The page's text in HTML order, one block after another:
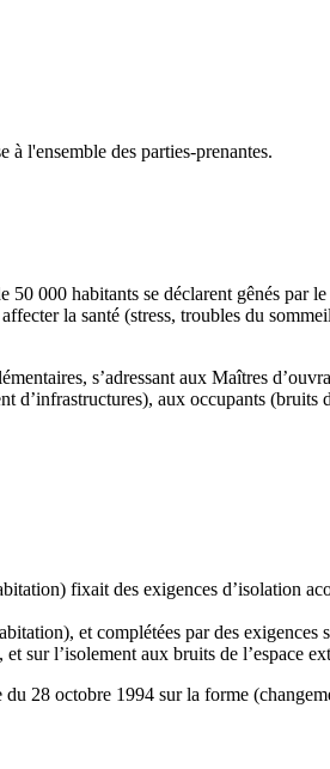
à l'ensemble des parties-prenantes.
000 habitants se déclarent gênés par
la santé (stress, troubles du
s’adressant aux Maîtres
d’infrastructures), aux occupants (bruits
fixait des exigences d’isolation
et complétées par des exigences
sur l’isolement aux bruits de l’espace
28 octobre 1994 sur la forme